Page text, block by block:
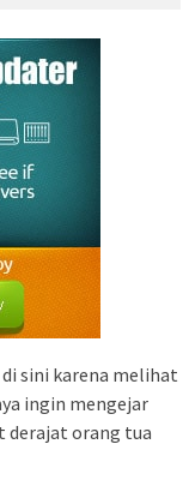
sini karena melihat
ingin mengejar
derajat orang tua